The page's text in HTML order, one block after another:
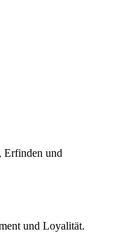
Erfinden und
und Loyalität.